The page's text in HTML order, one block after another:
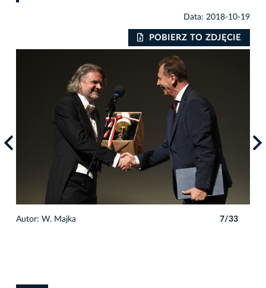
Data: 2018-10-19
POBIERZ TO ZDJĘCIE
Autor: W. Majka 7/33